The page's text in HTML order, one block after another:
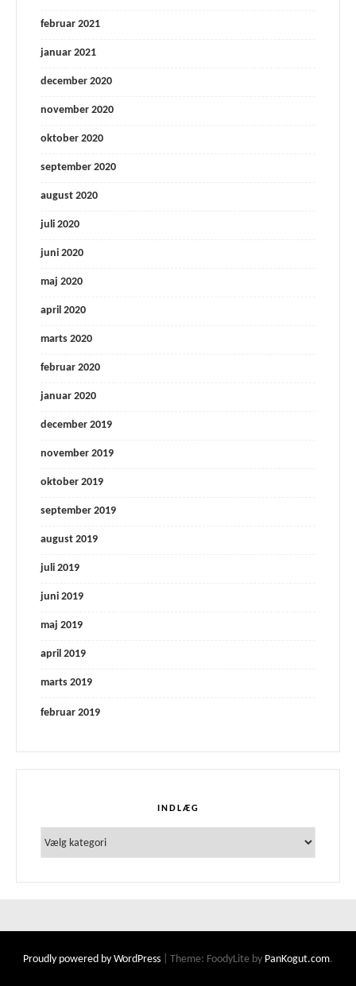
februar 2021
januar 2021
december 2020
november 2020
oktober 2020
september 2020
august 2020
juli 2020
juni 2020
maj 2020
april 2020
marts 2020
februar 2020
januar 2020
december 2019
november 2019
oktober 2019
september 2019
august 2019
juli 2019
juni 2019
maj 2019
april 2019
marts 2019
februar 2019
INDLÆG
Proudly powered by WordPress Theme: FoodyLite by PanKogut.com.